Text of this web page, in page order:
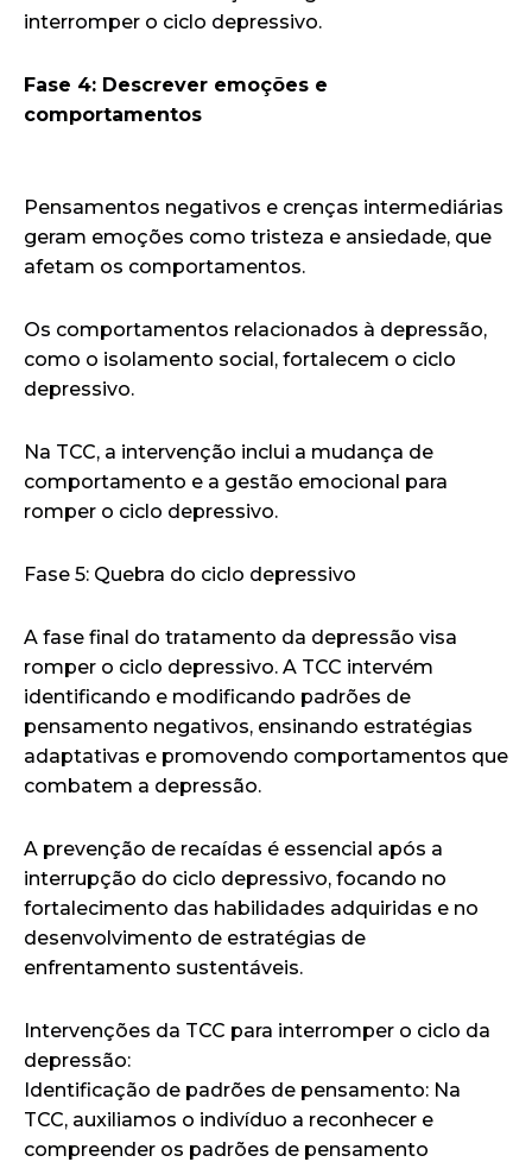
interromper o ciclo depressivo.
Fase 4: Descrever emoções e
comportamentos
Pensamentos negativos e crenças intermediárias
geram emoções como tristeza e ansiedade, que
afetam os comportamentos.
Os comportamentos relacionados à depressão,
como o isolamento social, fortalecem o ciclo
depressivo.
Na TCC, a intervenção inclui a mudança de
comportamento e a gestão emocional para
romper o ciclo depressivo.
Fase 5: Quebra do ciclo depressivo
A fase final do tratamento da depressão visa
romper o ciclo depressivo. A TCC intervém
identificando e modificando padrões de
pensamento negativos, ensinando estratégias
adaptativas e promovendo comportamentos que
combatem a depressão.
A prevenção de recaídas é essencial após a
interrupção do ciclo depressivo, focando no
fortalecimento das habilidades adquiridas e no
desenvolvimento de estratégias de
enfrentamento sustentáveis.
Intervenções da TCC para interromper o ciclo da
depressão:
Identificação de padrões de pensamento: Na
TCC, auxiliamos o indivíduo a reconhecer e
compreender os padrões de pensamento